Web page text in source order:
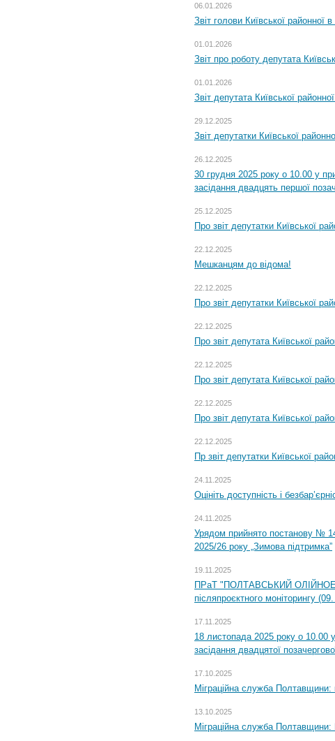
06.01.2026
Звіт голови Київської районної
01.01.2026
Звіт про роботу депутата
01.01.2026
Звіт депутата Київської
29.12.2025
Звіт депутатки Київської
26.12.2025
30 грудня 2025 року о 10.00 у
засідання двадцять першої
25.12.2025
Про звіт депутатки Київської
22.12.2025
Мешканцям до відома!
22.12.2025
Про звіт депутатки Київської
22.12.2025
Про звіт депутата Київської
22.12.2025
Про звіт депутата Київської
22.12.2025
Про звіт депутата Київської
22.12.2025
Пр звіт депутатки Київської
24.11.2025
Оцініть доступність і
24.11.2025
Урядом прийнято постанову №
2025/26 року „Зимова підтримка”
19.11.2025
ПРаТ "ПОЛТАВСЬКИЙ
післяпроєктного моніторингу
17.11.2025
18 листопада 2025 року о 10.00
засідання двадцятої
17.10.2025
Міграційна служба Полтавщини:
13.10.2025
Міграційна служба Полтавщини: